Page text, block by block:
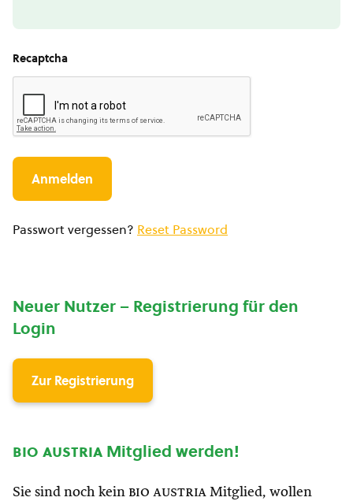
Recaptcha
Passwort vergessen? Reset Password
Neuer Nutzer – Registrierung für den
Login
Zur Registrierung
bio austria Mitglied werden!
Sie sind noch kein bio austria Mitglied, wollen